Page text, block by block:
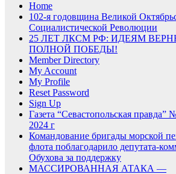
Home
102-я годовщина Великой
Социалистической Революции
25 ЛЕТ ЛКСМ РФ: ИДЕЯМ
ПОЛНОЙ ПОБЕДЫ!
Member Directory
My Account
My Profile
Reset Password
Sign Up
Газета “Севастопольская правда”
2024 г
Командование бригады морской
флота поблагодарило депутата-
Обухова за поддержку
МАССИРОВАННАЯ АТАКА —